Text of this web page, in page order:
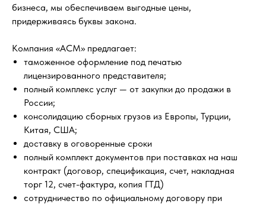
бизнеса, мы обеспечиваем выгодные цены,
придерживаясь буквы закона.
Компания «АСМ» предлагает:
таможенное оформление под печатью
лицензированного представителя;
полный комплекс услуг — от закупки до продажи в
России;
консолидацию сборных грузов из Европы, Турции,
Китая, США;
доставку в оговоренные сроки
полный комплект документов при поставках на наш
контракт (договор, спецификация, счет, накладная
торг 12, счет-фактура, копия ГТД)
сотрудничество по официальному договору при